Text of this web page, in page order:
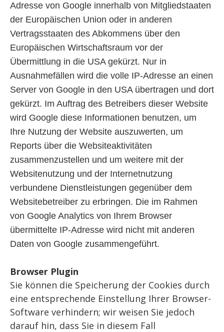
Adresse von Google innerhalb von Mitgliedstaaten
der Europäischen Union oder in anderen
Vertragsstaaten des Abkommens über den
Europäischen Wirtschaftsraum vor der
Übermittlung in die USA gekürzt. Nur in
Ausnahmefällen wird die volle IP-Adresse an einen
Server von Google in den USA übertragen und dort
gekürzt. Im Auftrag des Betreibers dieser Website
wird Google diese Informationen benutzen, um
Ihre Nutzung der Website auszuwerten, um
Reports über die Websiteaktivitäten
zusammenzustellen und um weitere mit der
Websitenutzung und der Internetnutzung
verbundene Dienstleistungen gegenüber dem
Websitebetreiber zu erbringen. Die im Rahmen
von Google Analytics von Ihrem Browser
übermittelte IP-Adresse wird nicht mit anderen
Daten von Google zusammengeführt.
Browser Plugin
Sie können die Speicherung der Cookies durch
eine entsprechende Einstellung Ihrer Browser-
Software verhindern; wir weisen Sie jedoch
darauf hin, dass Sie in diesem Fall